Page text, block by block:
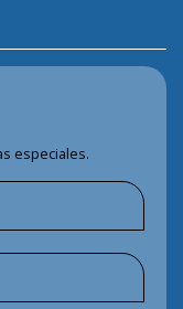
especiales.